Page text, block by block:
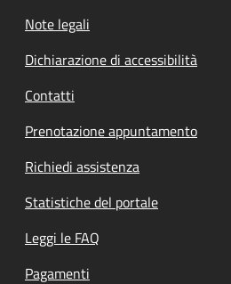
Note legali
Dichiarazione di accessibilità
Contatti
Prenotazione appuntamento
Richiedi assistenza
Statistiche del portale
Leggi le FAQ
Pagamenti